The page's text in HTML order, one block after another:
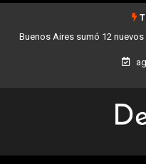
Los stands móviles de la